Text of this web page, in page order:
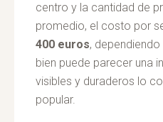
centro y la cantidad de
promedio, el costo por
400 euros,
bien puede parecer una
visibles y duraderos lo
popular.